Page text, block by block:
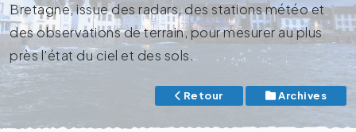
Bretagne, issue des radars, des stations météo et
des observations de terrain, pour mesurer au plus
près l’état du ciel et des sols.
Retour Archives